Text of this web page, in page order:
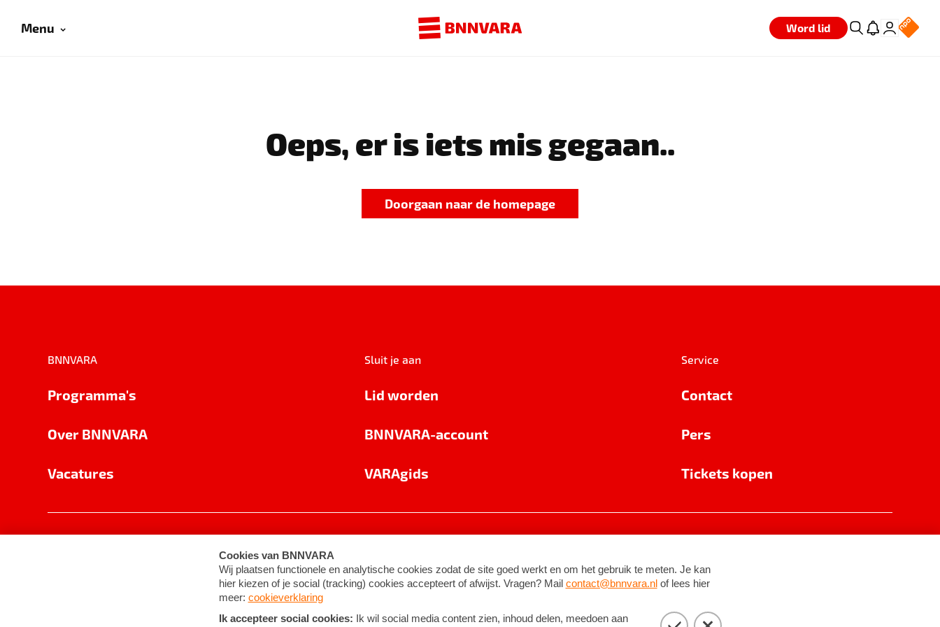
Menu Word lid
Oeps, er is iets mis gegaan..
Doorgaan naar de homepage
BNNVARA
Programma's
Over BNNVARA
Vacatures
Sluit je aan
Lid worden
BNNVARA-account
VARAgids
Service
Contact
Pers
Tickets kopen
Cookie-instellingen Algemene voorwaarden ©2026BNNVARA